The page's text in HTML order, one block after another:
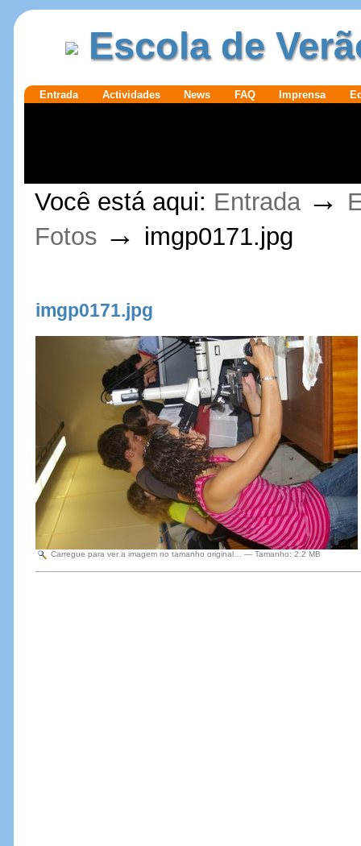
Ir para o
Escola de
SecçõesEntrada Actividades News FAQ Imprensa
Pessoais
Você está aqui: Entrada →
Fotos → imgp0171.jpg
imgp0171.jpg
Carregue para ver a imagem no tamanho original… — Tamanho: 2.2 MB